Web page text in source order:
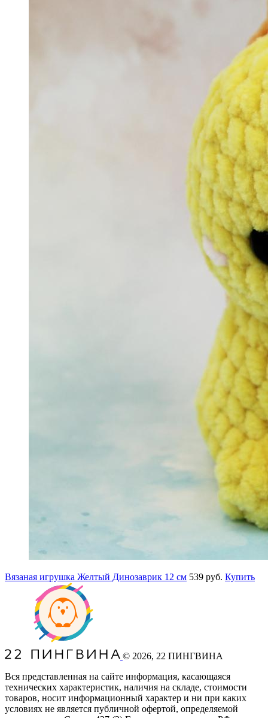
Вязаная игрушка Желтый Динозаврик 12 см 539 руб. Купить
© 2026, 22 ПИНГВИНА
Вся представленная на сайте информация, касающаяся
технических характеристик, наличия на складе, стоимости
товаров, носит информационный характер и ни при каких
условиях не является публичной офертой, определяемой